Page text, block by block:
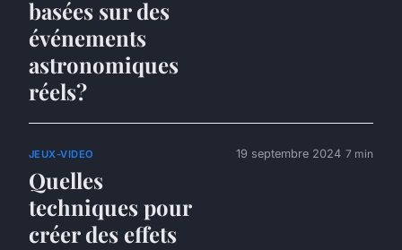
basées sur des
événements
astronomiques
réels?
JEUX-VIDEO
Quelles
techniques pour
créer des effets
19 septembre 2024 7 min